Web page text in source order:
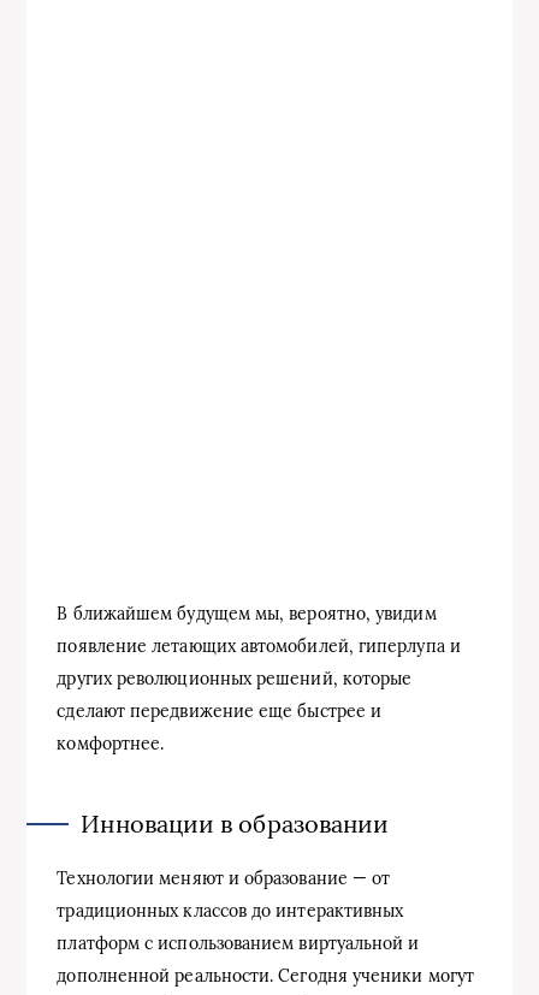
В ближайшем будущем мы, вероятно, увидим
появление летающих автомобилей, гиперлупа и
других революционных решений, которые
сделают передвижение еще быстрее и
комфортнее.
Инновации в образовании
Технологии меняют и образование — от
традиционных классов до интерактивных
платформ с использованием виртуальной и
дополненной реальности. Сегодня ученики могут